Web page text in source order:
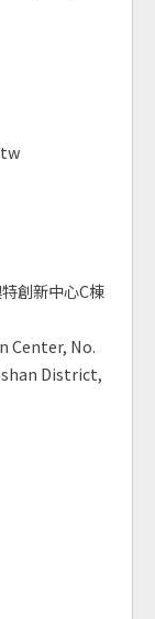
創新中心C棟
Center, No.
District,